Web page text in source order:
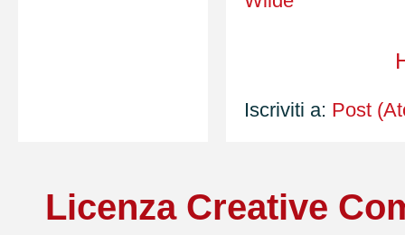
Iscriviti a: Post
Licenza Creative